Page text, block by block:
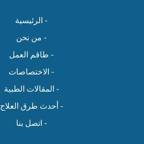
- الرئيسية
- من نحن
- طاقم العمل
- الاختصاصات
- المقالات الطبية
- أحدث طرق العلاج
- اتصل بنا